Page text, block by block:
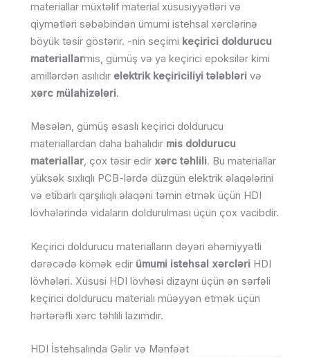
materiallar müxtəlif material xüsusiyyətləri və
qiymətləri səbəbindən ümumi istehsal xərclərinə
böyük təsir göstərir. -nin seçimi keçirici doldurucu
materiallarmis, gümüş və ya keçirici epoksilər kimi
amillərdən asılıdır elektrik keçiriciliyi tələbləri və
xərc mülahizələri.
Məsələn, gümüş əsaslı keçirici doldurucu
materiallardan daha bahalıdır mis doldurucu
materiallar, çox təsir edir xərc təhlili. Bu materiallar
yüksək sıxlıqlı PCB-lərdə düzgün elektrik əlaqələrini
və etibarlı qarşılıqlı əlaqəni təmin etmək üçün HDI
lövhələrində vidaların doldurulması üçün çox vacibdir.
Keçirici doldurucu materialların dəyəri əhəmiyyətli
dərəcədə kömək edir ümumi istehsal xərcləri HDI
lövhələri. Xüsusi HDI lövhəsi dizaynı üçün ən sərfəli
keçirici doldurucu materialı müəyyən etmək üçün
hərtərəfli xərc təhlili lazımdır.
HDI İstehsalında Gəlir və Mənfəət